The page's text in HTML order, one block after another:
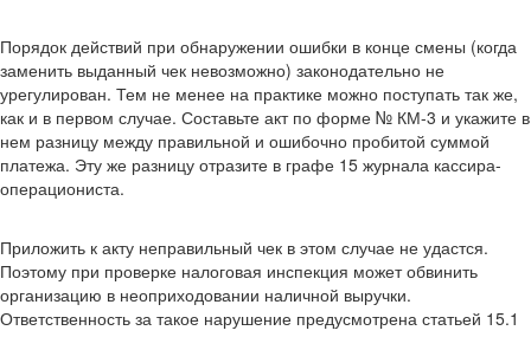
Порядок действий при обнаружении ошибки в конце смены (когда
заменить выданный чек невозможно) законодательно не
урегулирован. Тем не менее на практике можно поступать так же,
как и в первом случае. Составьте акт по форме № КМ-3 и укажите в
нем разницу между правильной и ошибочно пробитой суммой
платежа. Эту же разницу отразите в графе 15 журнала кассира-
операциониста.
Приложить к акту неправильный чек в этом случае не удастся.
Поэтому при проверке налоговая инспекция может обвинить
организацию в неоприходовании наличной выручки.
Ответственность за такое нарушение предусмотрена статьей 15.1